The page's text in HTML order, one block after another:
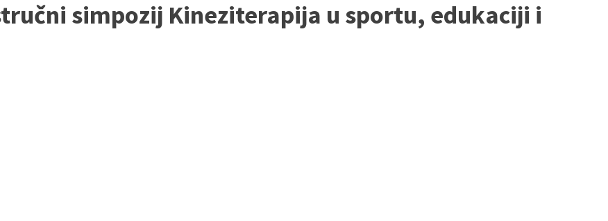
simpozij Kineziterapija u sportu, edukaciji i